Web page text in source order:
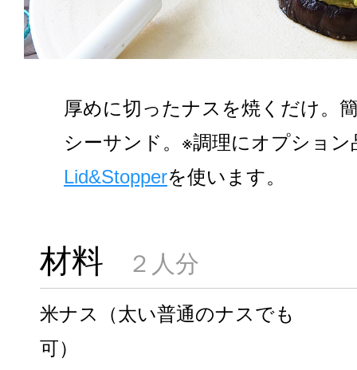
厚めに切ったナスを焼くだけ。
シーサンド。※調理にオプション
Lid&Stopperを使います。
材料 ２人分
米ナス（太い普通のナスでも
可）